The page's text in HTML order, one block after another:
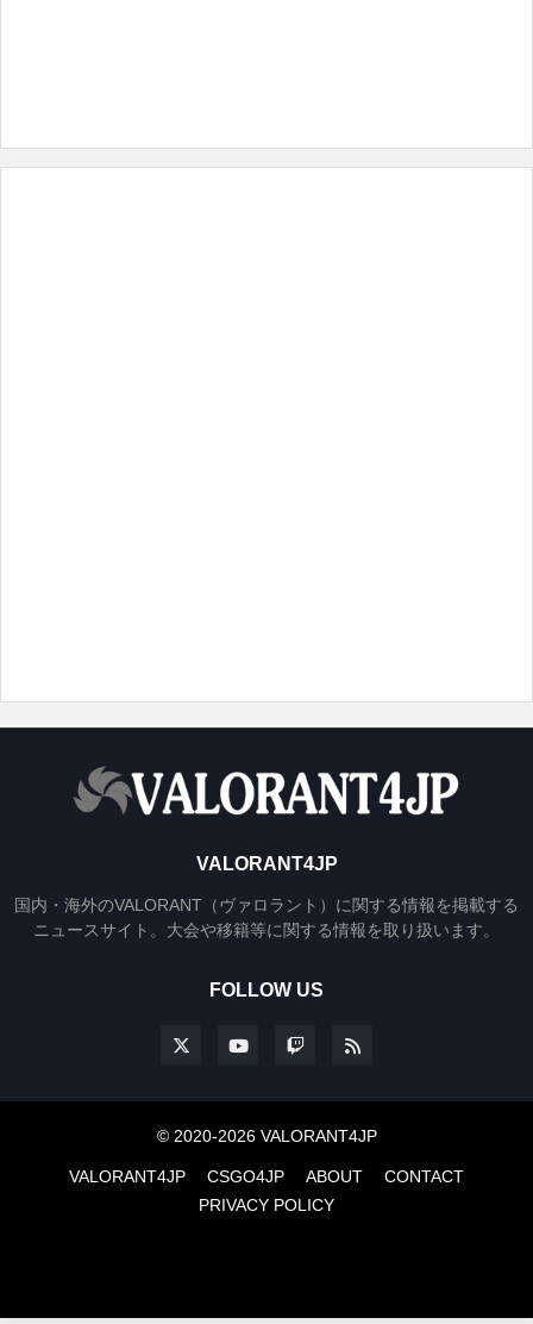
VALORANT4JP
国内・海外のVALORANT（ヴァロラント）に関する情報を掲載する
ニュースサイト。大会や移籍等に関する情報を取り扱います。
FOLLOW US
© 2020-2026 VALORANT4JP
VALORANT4JP CSGO4JP ABOUT
CONTACT
PRIVACY POLICY